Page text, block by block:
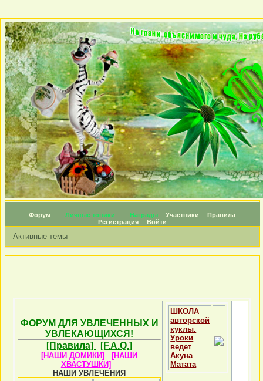
Форум Личные топики Награды Участники
Правила
Регистрация
Войти
Активные темы
ФОРУМ ДЛЯ УВЛЕЧЕННЫХ И
УВЛЕКАЮЩИХСЯ!
[Правила]
[F.A.Q.]
[НАШИ ДОМИКИ]
[НАШИ
ХВАСТУШКИ]
НАШИ УВЛЕЧЕНИЯ
ШКОЛА
авторской
куклы.
Уроки
ведет
Акуна
Матата